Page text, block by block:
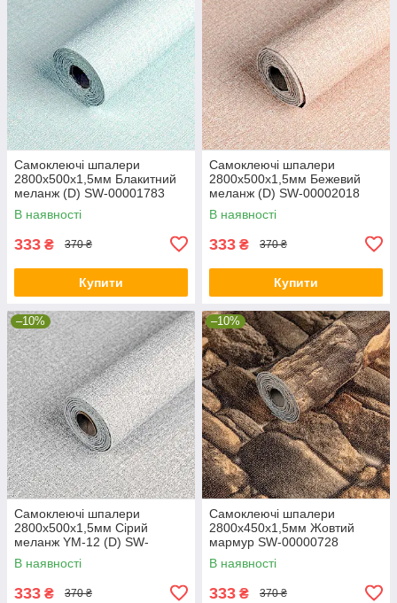
Самоклеючі шпалери
2800х500х1,5мм Блакитний
меланж (D) SW-00001783
В наявності
333 ₴ 370 ₴
Купити
Самоклеючі шпалери
2800х500х1,5мм Бежевий
меланж (D) SW-00002018
В наявності
333 ₴ 370 ₴
Купити
–10%
Самоклеючі шпалери
2800х500х1,5мм Сірий
меланж YM-12 (D) SW-
00002020
В наявності
333 ₴ 370 ₴
–10%
Самоклеючі шпалери
2800х450х1,5мм Жовтий
мармур SW-00000728
В наявності
333 ₴ 370 ₴